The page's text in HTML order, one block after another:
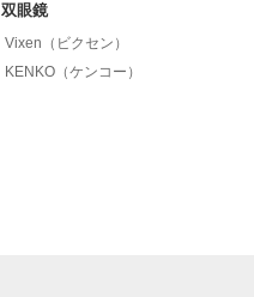
双眼鏡
Vixen（ビクセン）
KENKO（ケンコー）